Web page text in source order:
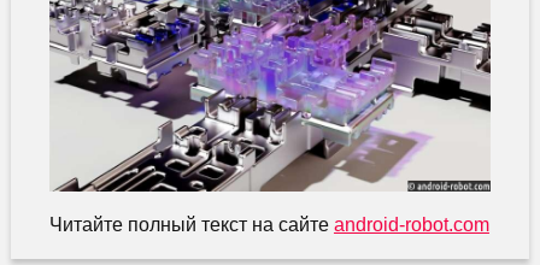
Читайте полный текст на сайте android-robot.com